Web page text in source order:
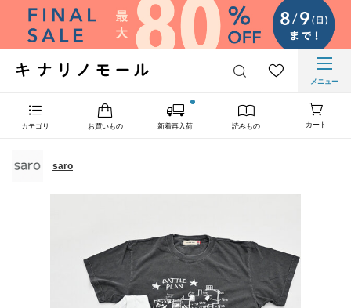
メニュー
カテゴリ お買いもの 新着再入荷 読みもの カート
saro